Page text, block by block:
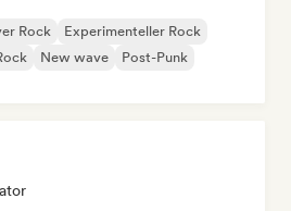
Rock
Experimenteller Rock
New wave
Post-Punk